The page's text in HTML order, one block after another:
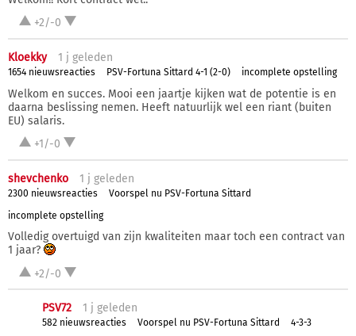
+2/-0
Kloekky 1 j geleden
1654 nieuwsreacties PSV-Fortuna Sittard 4-1 (2-0) incomplete opstelling
Welkom en succes. Mooi een jaartje kijken wat de potentie is en
daarna beslissing nemen. Heeft natuurlijk wel een riant (buiten
EU) salaris.
+1/-0
shevchenko 1 j geleden
2300 nieuwsreacties
Voorspel nu PSV-Fortuna Sittard
incomplete opstelling
Volledig overtuigd van zijn kwaliteiten maar toch een contract van
1 jaar?
+2/-0
PSV72 1 j geleden
582 nieuwsreacties Voorspel nu PSV-Fortuna Sittard 4-3-3